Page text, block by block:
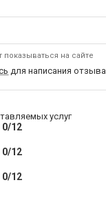
показываться на сайте
для написания отзыва
услуг
0/12
0/12
0/12